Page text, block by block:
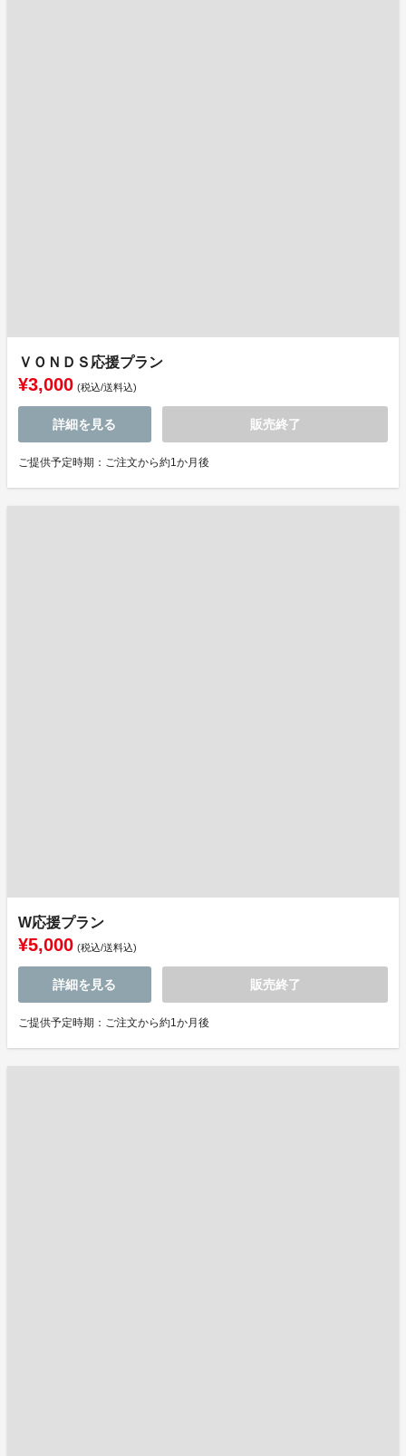
ＶＯＮＤＳ応援プラン
¥3,000 (税込/送料込)
詳細を見る 販売終了
ご提供予定時期：ご注文から約1か月後
W応援プラン
¥5,000 (税込/送料込)
詳細を見る 販売終了
ご提供予定時期：ご注文から約1か月後